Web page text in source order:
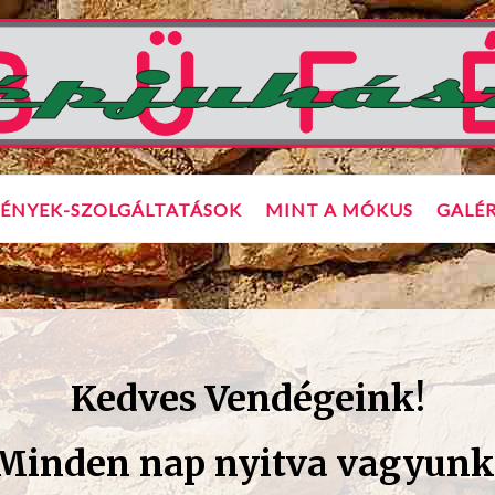
SZOLGÁLTATÁSOK MINT A MÓKUS
Kedves Vendégeink!
nap nyitva